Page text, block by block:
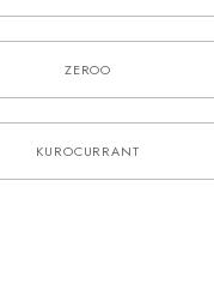
ZEROO
KUROCURRANT